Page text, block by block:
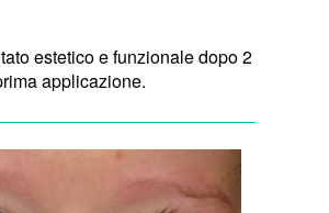
estetico e funzionale dopo 2
applicazione.